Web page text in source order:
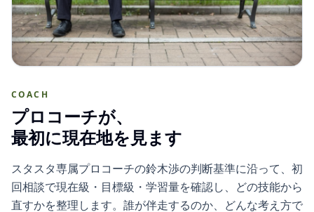
COACH
プロコーチが、
最初に現在地を見ます
スタスタ専属プロコーチの鈴木渉の判断基準に沿って、初
回相談で現在級・目標級・学習量を確認し、どの技能から
直すかを整理します。誰が伴走するのか、どんな考え方で